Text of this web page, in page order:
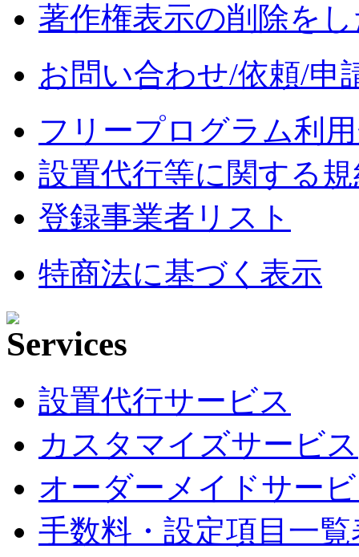
著作権表示の削除を
お問い合わせ/依頼/申
フリープログラム利
設置代行等に関する
登録事業者リスト
特商法に基づく表示
設置代行サービス
カスタマイズサービス
オーダーメイドサー
手数料・設定項目一覧